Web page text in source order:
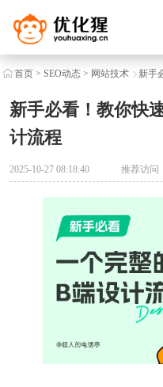
首页> SEO动态> 网站技术 新手
新手必看！教你快
计流程
2025-10-27 08:18:40 推荐访问